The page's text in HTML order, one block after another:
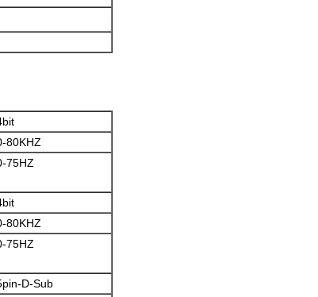
80KHZ
75HZ
80KHZ
75HZ
D-Sub